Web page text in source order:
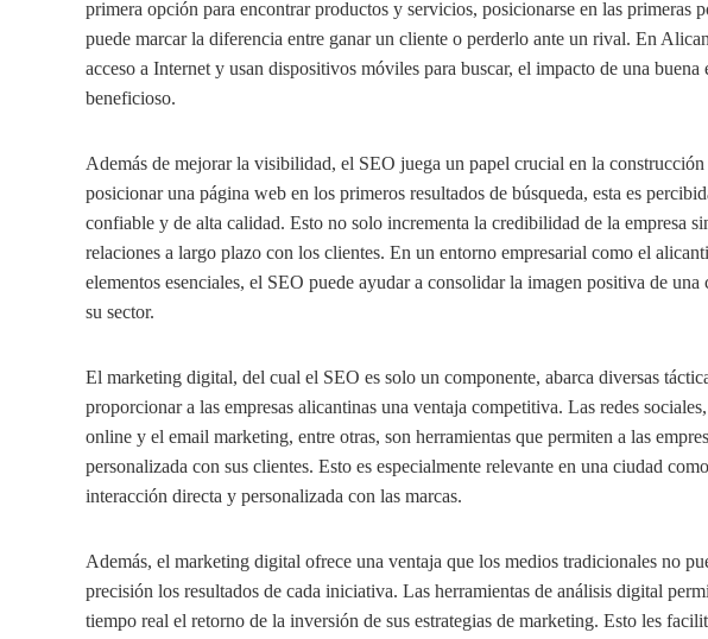
primera opción para encontrar productos y servicios, posicionarse en las primeras
puede marcar la diferencia entre ganar un cliente o perderlo ante un rival. En
acceso a Internet y usan dispositivos móviles para buscar, el impacto de una buena
beneficioso.
Además de mejorar la visibilidad, el SEO juega un papel crucial en la
posicionar una página web en los primeros resultados de búsqueda, esta es
confiable y de alta calidad. Esto no solo incrementa la credibilidad de la empresa
relaciones a largo plazo con los clientes. En un entorno empresarial como el
elementos esenciales, el SEO puede ayudar a consolidar la imagen positiva de
su sector.
El marketing digital, del cual el SEO es solo un componente, abarca diversas
proporcionar a las empresas alicantinas una ventaja competitiva. Las redes
online y el email marketing, entre otras, son herramientas que permiten a las
personalizada con sus clientes. Esto es especialmente relevante en una ciudad
interacción directa y personalizada con las marcas.
Además, el marketing digital ofrece una ventaja que los medios tradicionales no
precisión los resultados de cada iniciativa. Las herramientas de análisis digital
tiempo real el retorno de la inversión de sus estrategias de marketing. Esto les